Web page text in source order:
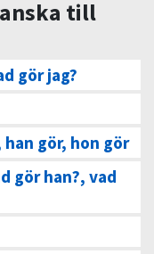
till
gör jag?
gör, hon gör
gör han?, vad